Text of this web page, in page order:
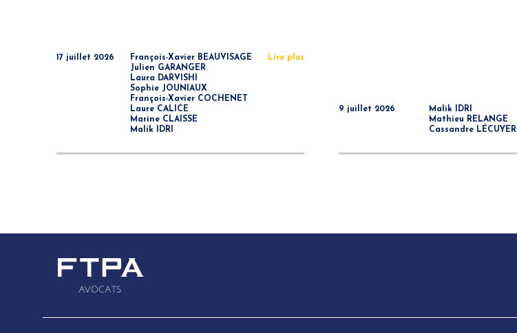
17 juillet 2026
François-Xavier BEAUVISAGE
Julien GARANGER
Laura DARVISHI
Sophie JOUNIAUX
François-Xavier COCHENET
Laure CALICE
Marine CLAISSE
Malik IDRI
Lire plus
9 juillet 2026
Malik IDRI
Mathieu RELANGE
Cassandre LÉCUYER